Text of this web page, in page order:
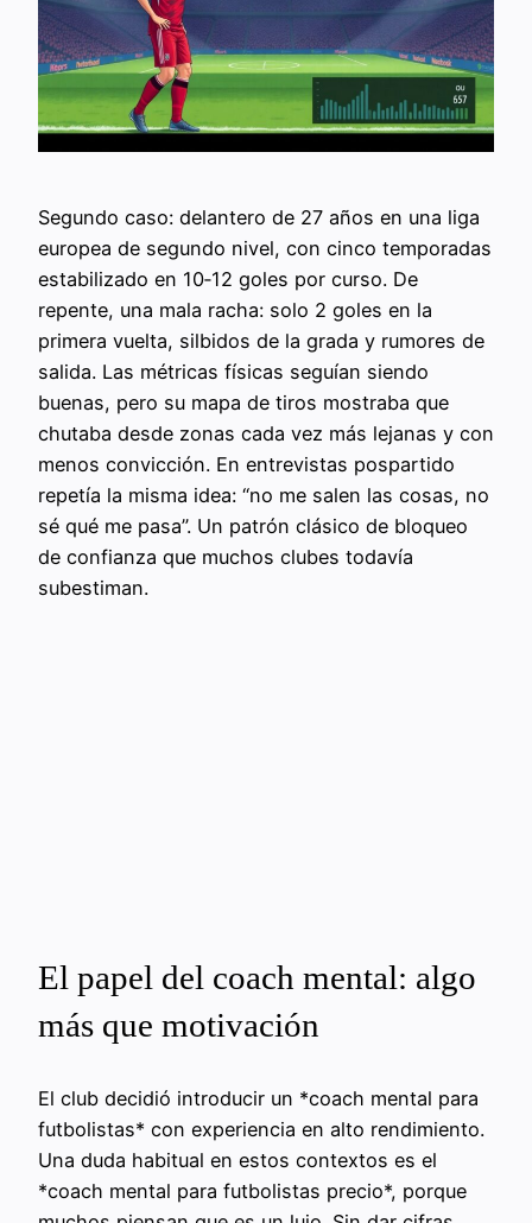
Segundo caso: delantero de 27 años en una liga
europea de segundo nivel, con cinco temporadas
estabilizado en 10‑12 goles por curso. De
repente, una mala racha: solo 2 goles en la
primera vuelta, silbidos de la grada y rumores de
salida. Las métricas físicas seguían siendo
buenas, pero su mapa de tiros mostraba que
chutaba desde zonas cada vez más lejanas y con
menos convicción. En entrevistas pospartido
repetía la misma idea: “no me salen las cosas, no
sé qué me pasa”. Un patrón clásico de bloqueo
de confianza que muchos clubes todavía
subestiman.
El papel del coach mental: algo
más que motivación
El club decidió introducir un *coach mental para
futbolistas* con experiencia en alto rendimiento.
Una duda habitual en estos contextos es el
*coach mental para futbolistas precio*, porque